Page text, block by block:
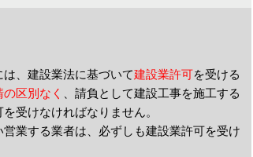
、建設業法に基づいて建設業許可を受ける
区別なく
、請負として建設工事を施工する
を受けなければなりません。
業する業者は、必ずしも建設業許可を受け